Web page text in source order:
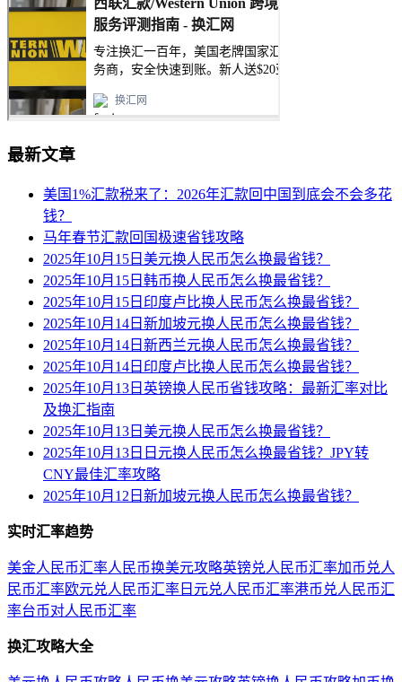
最新文章
美国1%汇款税来了：2026年汇款回中国到底会不会多花
钱？
马年春节汇款回国极速省钱攻略
2025年10月15日美元换人民币怎么换最省钱？
2025年10月15日韩币换人民币怎么换最省钱？
2025年10月15日印度卢比换人民币怎么换最省钱？
2025年10月14日新加坡元换人民币怎么换最省钱？
2025年10月14日新西兰元换人民币怎么换最省钱？
2025年10月14日印度卢比换人民币怎么换最省钱？
2025年10月13日英镑换人民币省钱攻略：最新汇率对比
及换汇指南
2025年10月13日美元换人民币怎么换最省钱？
2025年10月13日日元换人民币怎么换最省钱？JPY转
CNY最佳汇率攻略
2025年10月12日新加坡元换人民币怎么换最省钱？
实时汇率趋势
美金人民币汇率人民币换美元攻略英镑兑人民币汇率加币兑人
民币汇率欧元兑人民币汇率 日元兑人民币汇率港币兑人民币汇
率台币对人民币汇率
换汇攻略大全